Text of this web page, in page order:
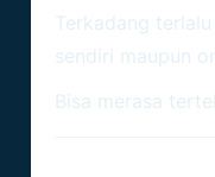
Terkadang
sendiri maupun
Bisa merasa